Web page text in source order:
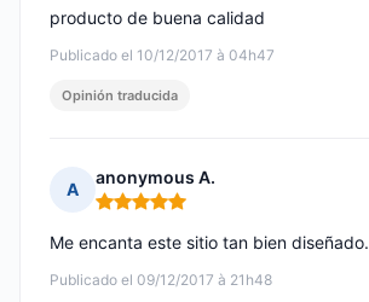
Publicado el 10/12/2017 à 04h47
producto de buena calidad
Opinión traducida
A
anonymous A.
Nota: 5 de 5
Publicado el 09/12/2017 à 21h48
Me encanta este sitio tan bien diseñado.